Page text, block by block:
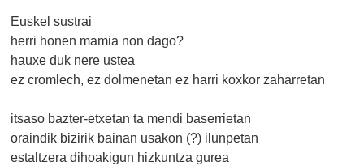
Euskel sustrai
herri honen mamia non dago?
hauxe duk nere ustea
ez cromlech, ez dolmenetan ez harri koxkor zaharretan
itsaso bazter-etxetan ta mendi baserrietan
oraindik bizirik bainan usakon (?) ilunpetan
estaltzera dihoakigun hizkuntza gurea